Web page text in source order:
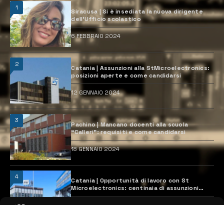
1
Siracusa | Si è insediata la nuova dirigente
dell’Ufficio scolastico
6 FEBBRAIO 2024
2
Catania | Assunzioni alla StMicroelectronics:
posizioni aperte e come candidarsi
12 GENNAIO 2024
3
Pachino | Mancano docenti alla scuola
“Calleri”: requisiti e come candidarsi
18 GENNAIO 2024
4
Catania | Opportunità di lavoro con St
Microelectronics: centinaia di assunzioni
previste